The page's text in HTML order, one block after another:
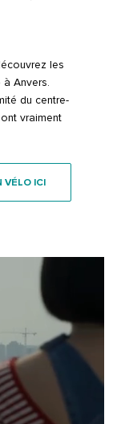
les
Anvers.
du centre-
vraiment
VÉLO ICI